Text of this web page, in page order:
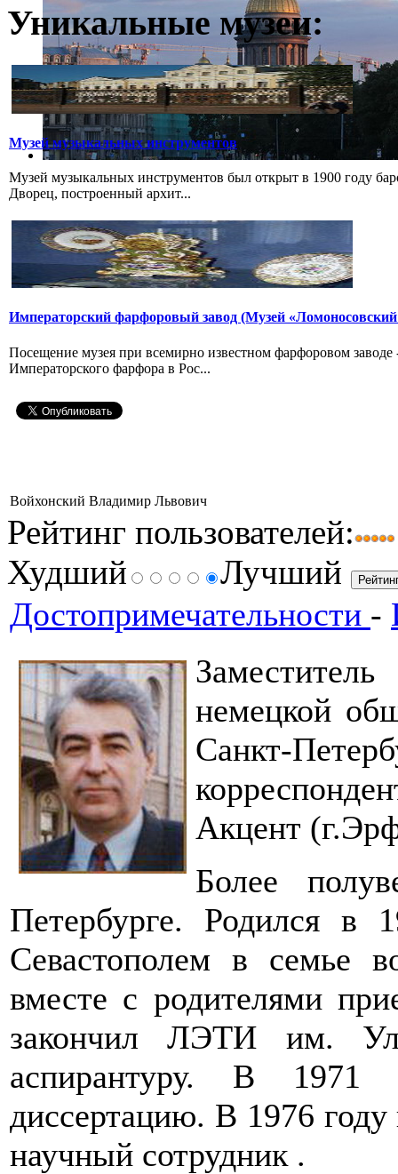
Уникальные музеи:
Музей музыкальных инструментов
Музей музыкальных инструментов был открыт в 1900 году
Дворец, построенный архит...
Императорский фарфоровый завод (Музей
Посещение музея при всемирно известном фарфоровом
Императорского фарфора в Рос...
Войхонский Владимир Львович
Рейтинг пользователей:
Худший
Лучший
Достопримечательности -
немецкой
Санкт-
Акцент
Более
Петербурге. Родился в
Севастополем в семье
вместе с родителями
закончил ЛЭТИ им.
аспирантуру. В 1971
диссертацию. В 1976
научный сотрудник .